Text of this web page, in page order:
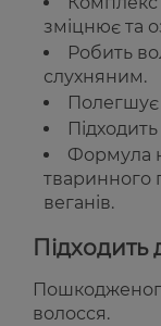
зміцнює та
Робить
слухняним.
Полегшує
Формула
тваринного
веганів.
Підходить
волосся.